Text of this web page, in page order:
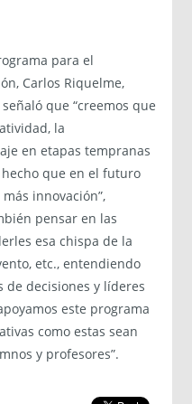
para el
Carlos Riquelme,
que “creemos que
la
en etapas tempranas
que en el futuro
innovación”,
pensar en las
esa chispa de la
etc., entendiendo
de decisiones y líderes
este programa
como estas sean
y profesores”.